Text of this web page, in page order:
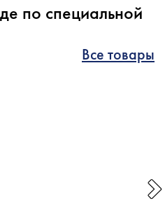
по специальной
Все товары